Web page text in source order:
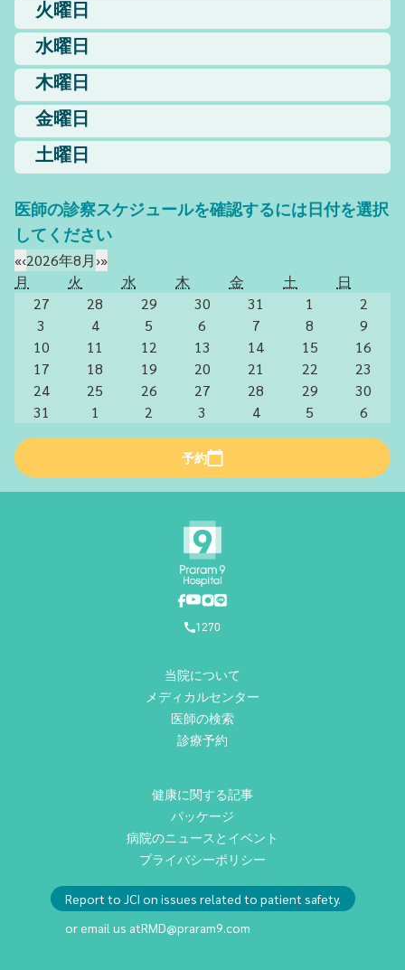
火曜日
水曜日
木曜日
金曜日
土曜日
医師の診察スケジュールを確認するには日付を選択
してください
«‹2026年8月›»
月
火 水 木 金 土
日
27
28 29 30 31 1
2
3
4 5 6 7 8
9
10
11 12 13 14 15
16
17
18 19 20 21 22
23
24
25 26 27 28 29
30
31
1 2 3 4 5 6
予約
1270
当院について
メディカルセンター
医師の検索
診療予約
健康に関する記事
パッケージ
病院のニュースとイベント
プライバシーポリシー
Report to JCI on issues related to patient safety.
or email us atRMD@praram9.com